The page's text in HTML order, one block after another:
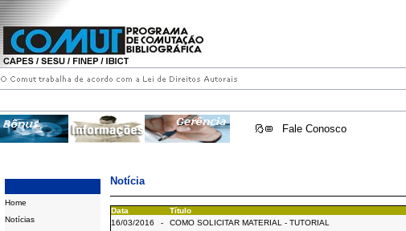
Fale Conosco
Home
Notícias
Notícia
Data
Título
16/03/2016
-
COMO SOLICITAR MATERIAL - TUTORIAL